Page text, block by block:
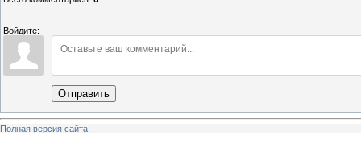
Войдите:
Отправить
Полная версия сайта